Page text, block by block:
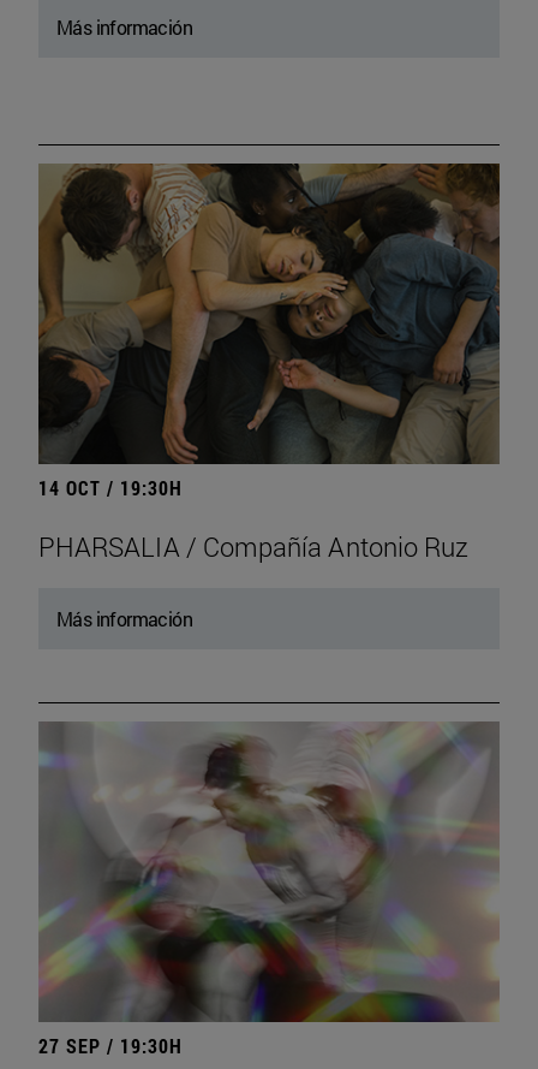
Más información
14 OCT / 19:30H
PHARSALIA / Compañía Antonio Ruz
Más información
27 SEP / 19:30H